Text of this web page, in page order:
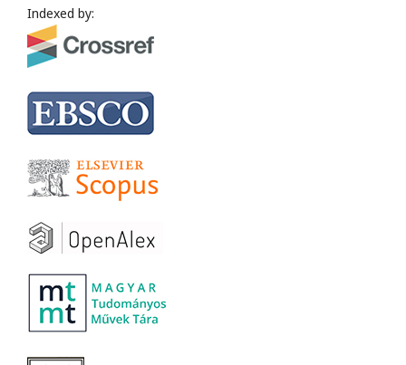
Indexed by: